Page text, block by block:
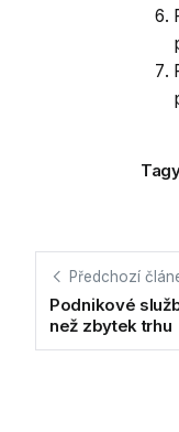
Předchozí
Podnikové
než zbytek trhu